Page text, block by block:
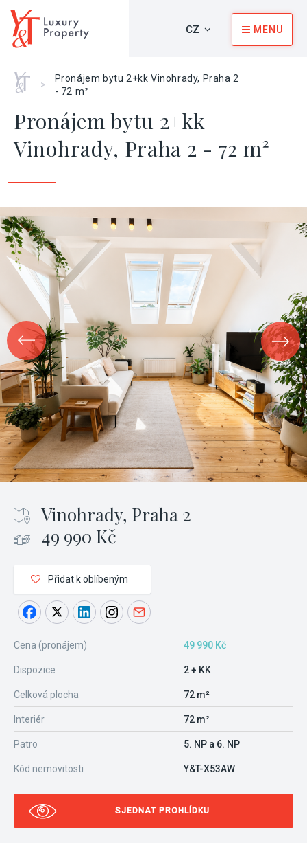
CZ MENU
Home
>
Pronájem bytu 2+kk Vinohrady, Praha 2
- 72 m²
Pronájem bytu 2+kk
Vinohrady, Praha 2 - 72 m²
Vinohrady, Praha 2
49 990 Kč
Přidat k oblíbeným
Cena (pronájem) 49 990 Kč
Dispozice 2 + KK
Celková plocha 72 m²
Interiér 72 m²
Patro 5. NP a 6. NP
Kód nemovitosti Y&T-X53AW
SJEDNAT PROHLÍDKU